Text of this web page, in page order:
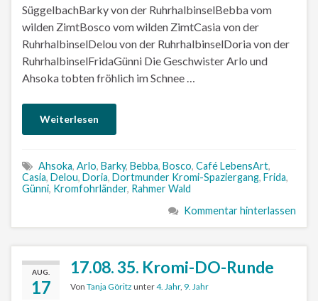
SüggelbachBarky von der RuhrhalbinselBebba vom
wilden ZimtBosco vom wilden ZimtCasia von der
RuhrhalbinselDelou von der RuhrhalbinselDoria von der
RuhrhalbinselFridaGünni Die Geschwister Arlo und
Ahsoka tobten fröhlich im Schnee …
Weiterlesen
Ahsoka, Arlo, Barky, Bebba, Bosco, Café LebensArt,
Casia, Delou, Doria, Dortmunder Kromi-Spaziergang, Frida,
Günni, Kromfohrländer, Rahmer Wald
Kommentar hinterlassen
AUG.
17
17.08. 35. Kromi-DO-Runde
Von Tanja Göritz unter4. Jahr, 9. Jahr